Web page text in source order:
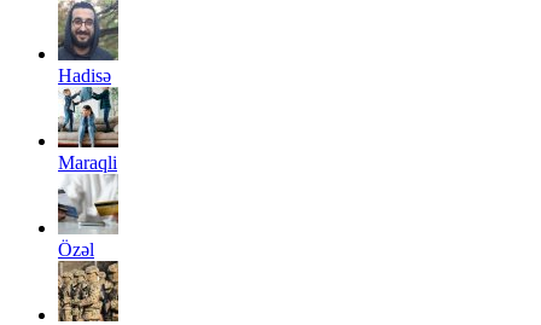
Hadisə
Maraqli
Özəl